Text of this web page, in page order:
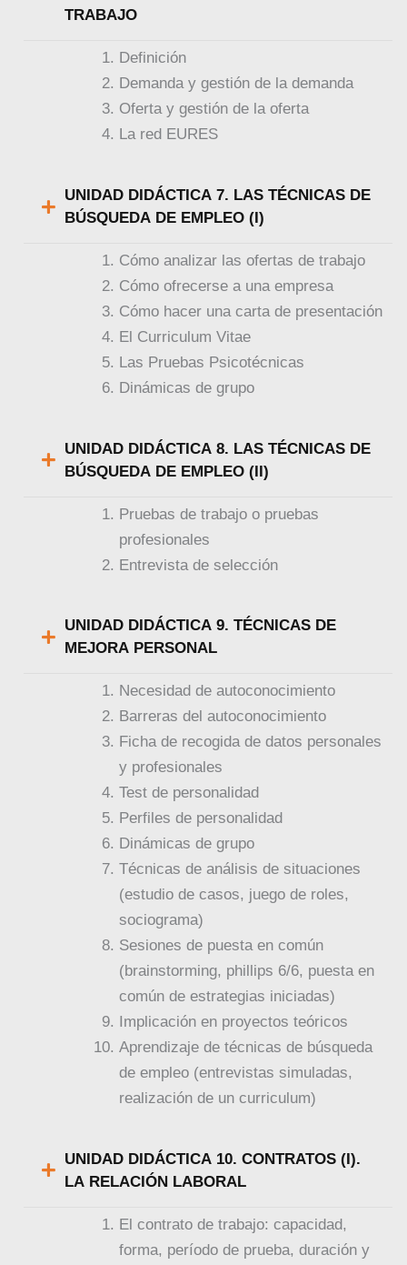
TRABAJO
Definición
Demanda y gestión de la demanda
Oferta y gestión de la oferta
La red EURES
UNIDAD DIDÁCTICA 7. LAS TÉCNICAS DE
BÚSQUEDA DE EMPLEO (I)
Cómo analizar las ofertas de trabajo
Cómo ofrecerse a una empresa
Cómo hacer una carta de presentación
El Curriculum Vitae
Las Pruebas Psicotécnicas
Dinámicas de grupo
UNIDAD DIDÁCTICA 8. LAS TÉCNICAS DE
BÚSQUEDA DE EMPLEO (II)
Pruebas de trabajo o pruebas
profesionales
Entrevista de selección
UNIDAD DIDÁCTICA 9. TÉCNICAS DE
MEJORA PERSONAL
Necesidad de autoconocimiento
Barreras del autoconocimiento
Ficha de recogida de datos personales
y profesionales
Test de personalidad
Perfiles de personalidad
Dinámicas de grupo
Técnicas de análisis de situaciones
(estudio de casos, juego de roles,
sociograma)
Sesiones de puesta en común
(brainstorming, phillips 6/6, puesta en
común de estrategias iniciadas)
Implicación en proyectos teóricos
Aprendizaje de técnicas de búsqueda
de empleo (entrevistas simuladas,
realización de un curriculum)
UNIDAD DIDÁCTICA 10. CONTRATOS (I).
LA RELACIÓN LABORAL
El contrato de trabajo: capacidad,
forma, período de prueba, duración y